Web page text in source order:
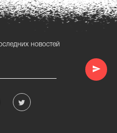
новостей